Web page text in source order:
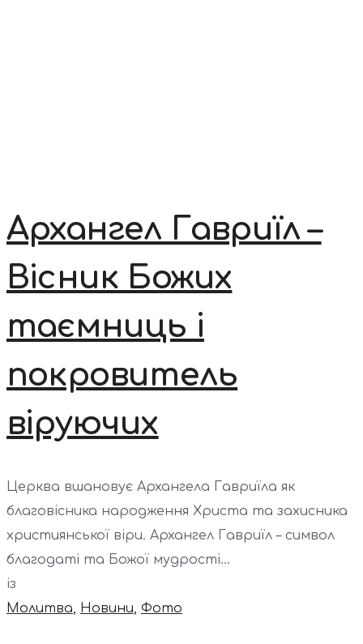
Архангел Гавриїл –
Вісник Божих
таємниць і
покровитель
віруючих
Церква вшановує Архангела Гавриїла як
благовісника народження Христа та захисника
християнської віри. Архангел Гавриїл – символ
благодаті та Божої мудрості...
із
Молитва, Новини, Фото